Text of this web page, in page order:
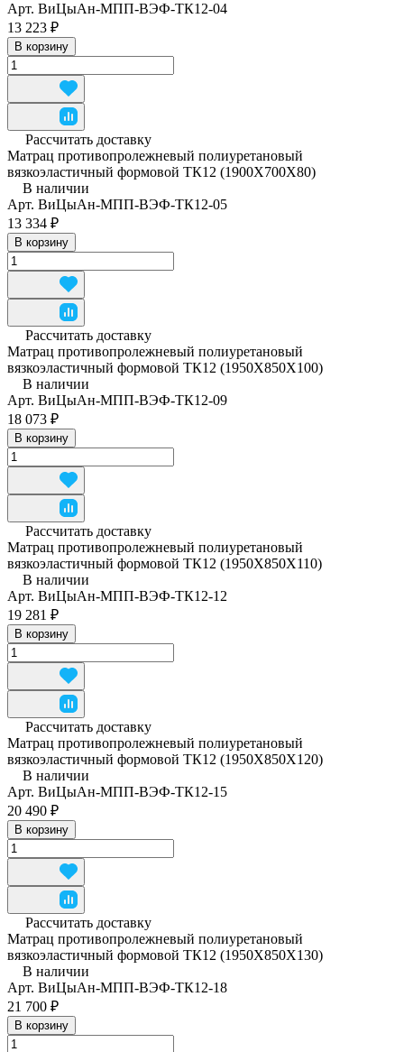
Арт. ВиЦыАн-МПП-ВЭФ-ТК12-04
13 223 ₽
В корзину
Рассчитать доставку
Матрац противопролежневый полиуретановый
вязкоэластичный формовой ТК12 (1900Х700Х80)
В наличии
Арт. ВиЦыАн-МПП-ВЭФ-ТК12-05
13 334 ₽
В корзину
Рассчитать доставку
Матрац противопролежневый полиуретановый
вязкоэластичный формовой ТК12 (1950Х850Х100)
В наличии
Арт. ВиЦыАн-МПП-ВЭФ-ТК12-09
18 073 ₽
В корзину
Рассчитать доставку
Матрац противопролежневый полиуретановый
вязкоэластичный формовой ТК12 (1950Х850Х110)
В наличии
Арт. ВиЦыАн-МПП-ВЭФ-ТК12-12
19 281 ₽
В корзину
Рассчитать доставку
Матрац противопролежневый полиуретановый
вязкоэластичный формовой ТК12 (1950Х850Х120)
В наличии
Арт. ВиЦыАн-МПП-ВЭФ-ТК12-15
20 490 ₽
В корзину
Рассчитать доставку
Матрац противопролежневый полиуретановый
вязкоэластичный формовой ТК12 (1950Х850Х130)
В наличии
Арт. ВиЦыАн-МПП-ВЭФ-ТК12-18
21 700 ₽
В корзину